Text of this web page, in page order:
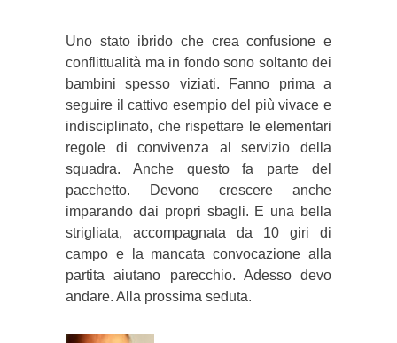
Uno stato ibrido che crea confusione e
conflittualità ma in fondo sono soltanto dei
bambini spesso viziati. Fanno prima a
seguire il cattivo esempio del più vivace e
indisciplinato, che rispettare le elementari
regole di convivenza al servizio della
squadra. Anche questo fa parte del
pacchetto. Devono crescere anche
imparando dai propri sbagli. E una bella
strigliata, accompagnata da 10 giri di
campo e la mancata convocazione alla
partita aiutano parecchio. Adesso devo
andare. Alla prossima seduta.